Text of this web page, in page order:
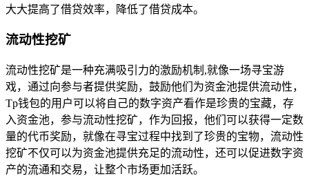
大大提高了借贷效率，降低了借贷成本。
流动性挖矿
流动性挖矿是一种充满吸引力的激励机制,就像一场寻宝游
戏，通过向参与者提供奖励，鼓励他们为资金池提供流动性，
Tp钱包的用户可以将自己的数字资产看作是珍贵的宝藏，存
入资金池，参与流动性挖矿，作为回报，他们可以获得一定数
量的代币奖励，就像在寻宝过程中找到了珍贵的宝物，流动性
挖矿不仅可以为资金池提供充足的流动性，还可以促进数字资
产的流通和交易，让整个市场更加活跃。